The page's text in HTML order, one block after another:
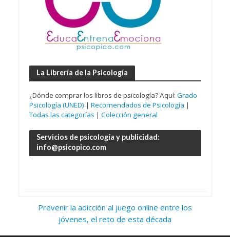
La Librería de la Psicología
¿Dónde comprar los libros de psicología? Aquí: Grado
Psicología (UNED) | Recomendados de Psicología |
Todas las categorías | Colección general
Servicios de psicología y publicidad:
info@psicopico.com
Prevenir la adicción al juego online entre los
jóvenes, el reto de esta década